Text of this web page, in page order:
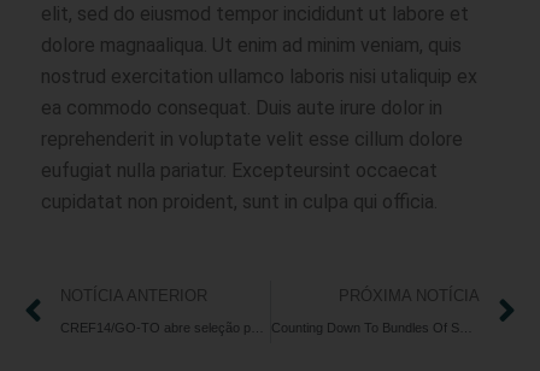
elit, sed do eiusmod tempor incididunt ut labore et
dolore magnaaliqua. Ut enim ad minim veniam, quis
nostrud exercitation ullamco laboris nisi utaliquip ex
ea commodo consequat. Duis aute irure dolor in
reprehenderit in voluptate velit esse cillum dolore
eufugiat nulla pariatur. Excepteursint occaecat
cupidatat non proident, sunt in culpa qui officia.
NOTÍCIA ANTERIOR PRÓXIMA NOTÍCIA
Counting Down To Bundles Of Smashing Joy And Workshops In 2021